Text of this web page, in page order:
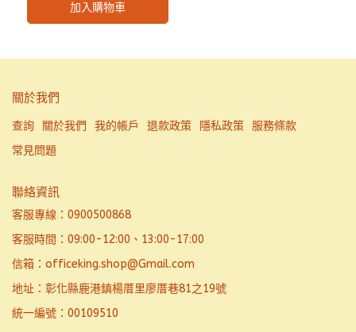
加入購物車
關於我們
查詢 關於我們 我的帳戶 退款政策 隱私政策
服務條款
常見問題
聯絡資訊
客服專線：0900500868
客服時間：09:00-12:00、13:00-17:00
信箱：officeking.shop@Gmail.com
地址：彰化縣鹿港鎮楊厝里廖厝巷81之19號
統一編號：00109510